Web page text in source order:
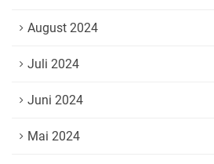
August 2024
Juli 2024
Juni 2024
Mai 2024